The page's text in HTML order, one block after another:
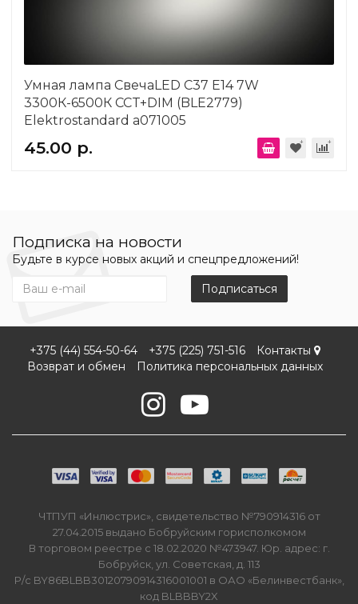
Умная лампа СвечаLED C37 Е14 7W
3300К-6500К CCT+DIM (BLE2779)
Elektrostandard a071005
45.00 р.
Подписка на новости
Будьте в курсе новых акций и спецпредложений!
Подписаться
+375 (44) 554-50-64 +375 (225) 751-516
Контакты
Возврат и обмен
Политика персональных данных
ЧТПУП «Инлюстрис», свидетельство №790914316 от
27.04.2015 выдано Бобруйским горисполкомом
В торговом реестре с 18.02.2020 №473947. Юр. адрес: г.
Бобруйск, ул. Советская, д. 113
Р/с BY86BLBB30120790914316001001 в ОАО «Белинвестбанк»,
код BLBBBY2X